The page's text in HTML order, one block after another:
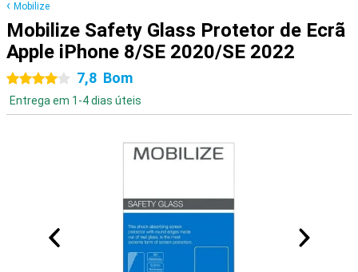
Mobilize
Mobilize Safety Glass Protetor de Ecrã
Apple iPhone 8/SE 2020/SE 2022
4 estrelas
7,8 Bom
Entrega em 1-4 dias úteis